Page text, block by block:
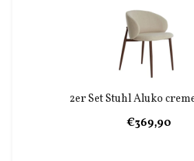
2er Set Stuhl Aluko
€369,90